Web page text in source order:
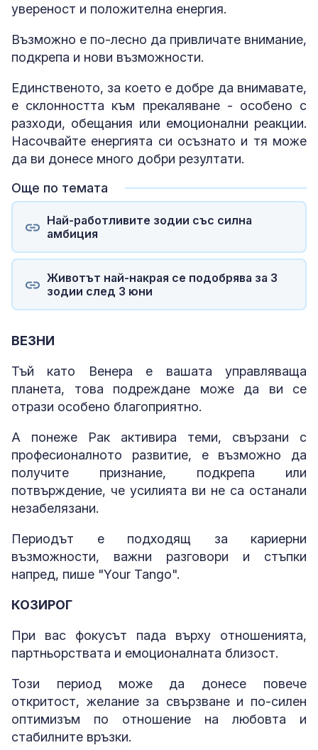
увереност и положителна енергия.
Възможно е по-лесно да привличате внимание,
подкрепа и нови възможности.
Единственото, за което е добре да внимавате,
е склонността към прекаляване - особено с
разходи, обещания или емоционални реакции.
Насочвайте енергията си осъзнато и тя може
да ви донесе много добри резултати.
Още по темата
Най-работливите зодии със силна
амбиция
Животът най-накрая се подобрява за 3
зодии след 3 юни
ВЕЗНИ
Тъй като Венера е вашата управляваща
планета, това подреждане може да ви се
отрази особено благоприятно.
А понеже Рак активира теми, свързани с
професионалното развитие, е възможно да
получите признание, подкрепа или
потвърждение, че усилията ви не са останали
незабелязани.
Периодът е подходящ за кариерни
възможности, важни разговори и стъпки
напред, пише "Your Tango".
КОЗИРОГ
При вас фокусът пада върху отношенията,
партньорствата и емоционалната близост.
Този период може да донесе повече
откритост, желание за свързване и по-силен
оптимизъм по отношение на любовта и
стабилните връзки.